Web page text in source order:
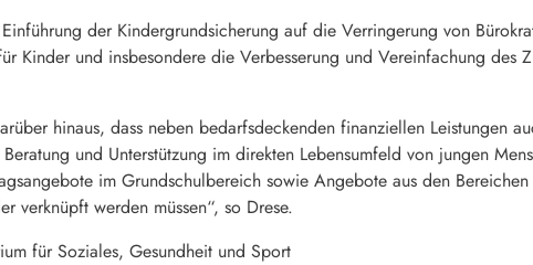
der Kindergrundsicherung auf die Verringerung von
Kinder und insbesondere die Verbesserung und Vereinfachung des
hinaus, dass neben bedarfsdeckenden finanziellen Leistungen
und Unterstützung im direkten Lebensumfeld von jungen
im Grundschulbereich sowie Angebote aus den
verknüpft werden müssen“, so Drese.
für Soziales, Gesundheit und Sport